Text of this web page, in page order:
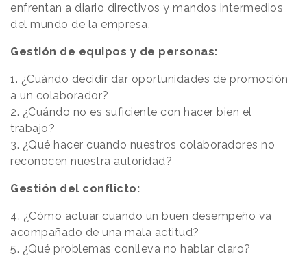
enfrentan a diario directivos y mandos intermedios
del mundo de la empresa.
Gestión de equipos y de personas:
1. ¿Cuándo decidir dar oportunidades de promoción
a un colaborador?
2. ¿Cuándo no es suficiente con hacer bien el
trabajo?
3. ¿Qué hacer cuando nuestros colaboradores no
reconocen nuestra autoridad?
Gestión del conflicto:
4. ¿Cómo actuar cuando un buen desempeño va
acompañado de una mala actitud?
5. ¿Qué problemas conlleva no hablar claro?